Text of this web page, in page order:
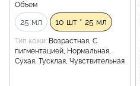
Объем
25 мл 10 шт * 25 мл
Тип кожи Возрастная, С
пигментацией, Нормальная,
Сухая, Тусклая, Чувствительная